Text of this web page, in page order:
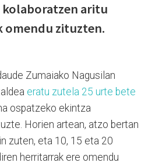
aritu
zituzten.
Zumaiako Nagusilan
eratu zutela 25 urte bete
ospatzeko ekintza
Horien artean, atzo bertan
zuten, eta 10, 15 eta 20
herritarrak ere omendu